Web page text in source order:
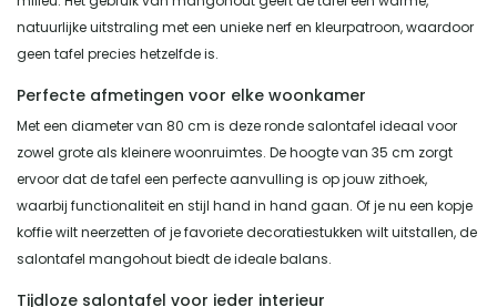
natuurlijke uitstraling met een unieke nerf en kleurpatroon, waardoor
geen tafel precies hetzelfde is.
Perfecte afmetingen voor elke woonkamer
Met een diameter van 80 cm is deze ronde salontafel ideaal voor
zowel grote als kleinere woonruimtes. De hoogte van 35 cm zorgt
ervoor dat de tafel een perfecte aanvulling is op jouw zithoek,
waarbij functionaliteit en stijl hand in hand gaan. Of je nu een kopje
koffie wilt neerzetten of je favoriete decoratiestukken wilt uitstallen, de
salontafel mangohout biedt de ideale balans.
Tijdloze salontafel voor ieder interieur